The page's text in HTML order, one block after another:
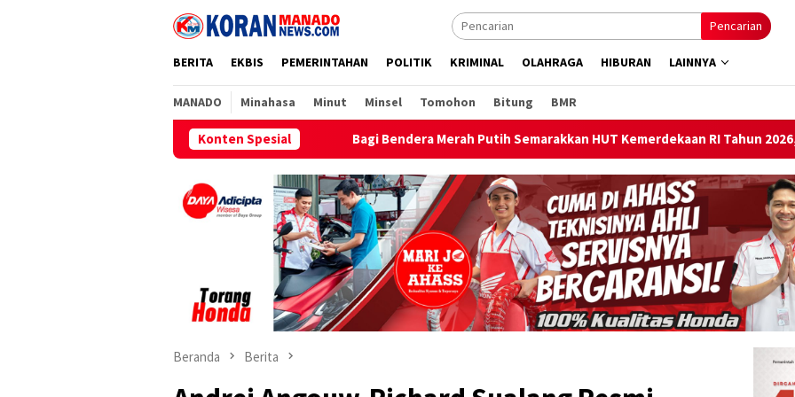
Pencarian
BERITA EKBIS PEMERINTAHAN POLITIK KRIMINAL OLAHRAGA HIBURAN LAINNYA
MANADO Minahasa Minut Minsel Tomohon Bitung BMR
Konten Spesial
Bagi Bendera Merah Putih Semarakkan HUT Kemerdekaan RI Tahun 2026, Wawali Richard Sualang :
Beranda Berita